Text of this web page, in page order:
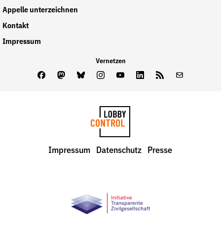
Appelle unterzeichnen
Kontakt
Impressum
Vernetzen
FacebookMastodon
BlueskyInstagram
YoutubeLinkedInFeed
LobbyControl
Impressum Datenschutz Presse